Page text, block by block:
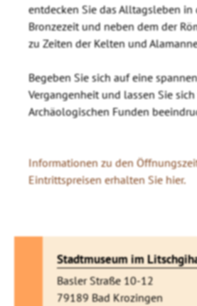
entdecken Sie das Alltagsleben in
Bronzezeit und neben dem der
zu Zeiten der Kelten und
Begeben Sie sich auf eine
Vergangenheit und lassen Sie
Archäologischen Funden
Informationen zu den
Eintrittspreisen erhalten Sie hier.
Stadtmuseum im
Basler Straße 10-12
79189 Bad Krozingen